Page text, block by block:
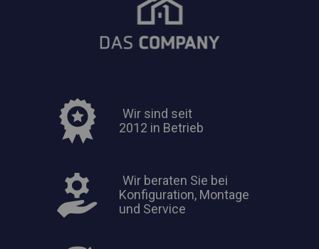
Wir sind seit
2012 in Betrieb
Wir beraten Sie bei
Konfiguration, Montage
und Service